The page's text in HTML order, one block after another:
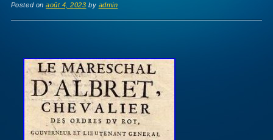
Posted onaoût 4, 2023 by admin